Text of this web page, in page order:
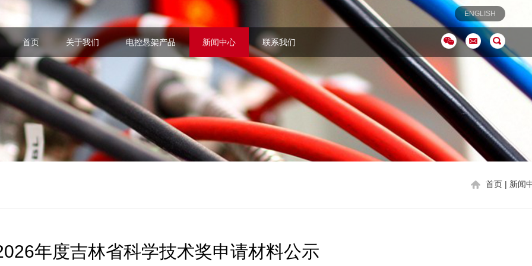
ENGLISH
首页 关于我们 电控悬架产品 新闻中心 联系我们
首页| 新闻
年度吉林省科学技术奖申请材料公示